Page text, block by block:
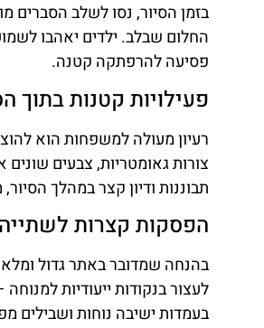
בזמן הסיור, נסו לשלב הסברים
החלום שבלב. ילדים יאהבו
פסיעה להרפתקה קטנה.
פעילויות קטנות בתוך
רעיון מעולה למשפחות הוא
צורות גאומטריות, צבעים
תבוננות ודיון קצר במהלך
הפסקות קצרות
בהנחה שמדובר באתר גדול
לעצור בנקודות ייעודיות
בעמדות ישיבה נוחות